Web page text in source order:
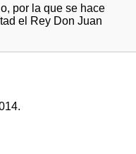
por la que se hace
el Rey Don Juan